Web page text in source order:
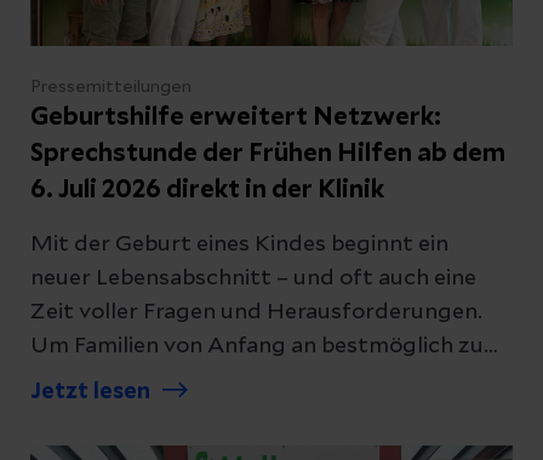
selbstverständlich herzlich willkommen.
Pressemitteilungen
Geburtshilfe erweitert Netzwerk:
Sprechstunde der Frühen Hilfen ab dem
6. Juli 2026 direkt in der Klinik
Mit der Geburt eines Kindes beginnt ein
neuer Lebensabschnitt – und oft auch eine
Zeit voller Fragen und Herausforderungen.
Um Familien von Anfang an bestmöglich zu
unterstützen, bauen die Helios Kliniken
weiter aus. Ab dem 6. Juli 2026 bieten die
Jetzt lesen